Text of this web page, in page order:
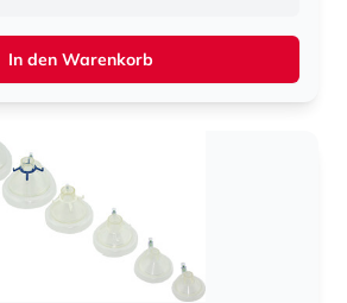
In den Warenkorb